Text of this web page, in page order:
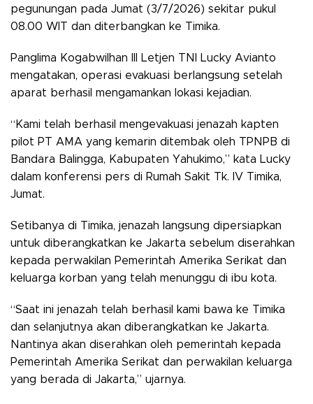
pegunungan pada Jumat (3/7/2026) sekitar pukul
08.00 WIT dan diterbangkan ke Timika.
Panglima Kogabwilhan III Letjen TNI Lucky Avianto
mengatakan, operasi evakuasi berlangsung setelah
aparat berhasil mengamankan lokasi kejadian.
“Kami telah berhasil mengevakuasi jenazah kapten
pilot PT AMA yang kemarin ditembak oleh TPNPB di
Bandara Balingga, Kabupaten Yahukimo,” kata Lucky
dalam konferensi pers di Rumah Sakit Tk. IV Timika,
Jumat.
Setibanya di Timika, jenazah langsung dipersiapkan
untuk diberangkatkan ke Jakarta sebelum diserahkan
kepada perwakilan Pemerintah Amerika Serikat dan
keluarga korban yang telah menunggu di ibu kota.
“Saat ini jenazah telah berhasil kami bawa ke Timika
dan selanjutnya akan diberangkatkan ke Jakarta.
Nantinya akan diserahkan oleh pemerintah kepada
Pemerintah Amerika Serikat dan perwakilan keluarga
yang berada di Jakarta,” ujarnya.